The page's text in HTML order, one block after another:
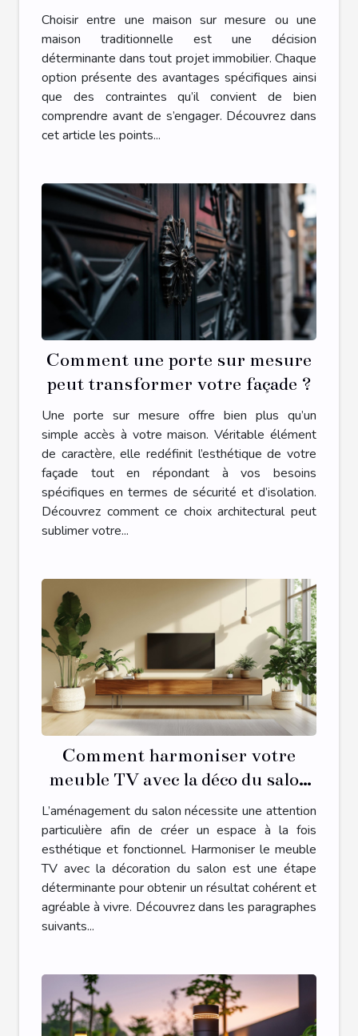
maison traditionnelle ?
Choisir entre une maison sur mesure ou une
maison traditionnelle est une décision
déterminante dans tout projet immobilier. Chaque
option présente des avantages spécifiques ainsi
que des contraintes qu’il convient de bien
comprendre avant de s’engager. Découvrez dans
cet article les points...
Comment une porte sur mesure
peut transformer votre façade ?
Une porte sur mesure offre bien plus qu’un
simple accès à votre maison. Véritable élément
de caractère, elle redéfinit l’esthétique de votre
façade tout en répondant à vos besoins
spécifiques en termes de sécurité et d’isolation.
Découvrez comment ce choix architectural peut
sublimer votre...
Comment harmoniser votre
meuble TV avec la déco du salon
?
L’aménagement du salon nécessite une attention
particulière afin de créer un espace à la fois
esthétique et fonctionnel. Harmoniser le meuble
TV avec la décoration du salon est une étape
déterminante pour obtenir un résultat cohérent et
agréable à vivre. Découvrez dans les paragraphes
suivants...